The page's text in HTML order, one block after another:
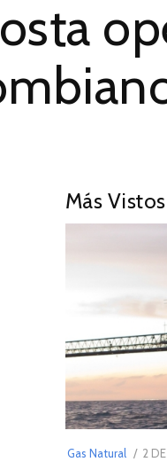
Más Vistos
Gas Natural 2